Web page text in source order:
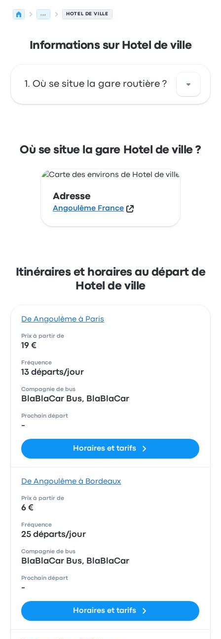
... HOTEL DE VILLE
Informations sur Hotel de ville
Où se situe la gare routière ?
de Angoulême sur cette carte.
Où se situe la gare Hotel de ville ?
Adresse
Angoulême France
Itinéraires et horaires au départ de
Hotel de ville
De Angoulême à Paris
Prix à partir de
19 €
Fréquence
13 départs/jour
Compagnie de bus
BlaBlaCar Bus, BlaBlaCar
Prochain départ
-
Horaires et tarifs
De Angoulême à Bordeaux
Prix à partir de
6 €
Fréquence
25 départs/jour
Compagnie de bus
BlaBlaCar Bus, BlaBlaCar
Prochain départ
-
Horaires et tarifs